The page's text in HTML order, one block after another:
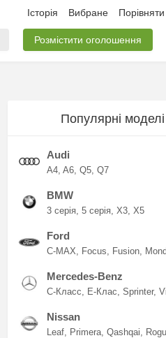
Історія Вибране Порівняти
Розмістити оголошення
Популярні моделі
Audi
A4 A6 Q5 Q7
BMW
3 серія 5 серія X3 X5
Ford
C-MAX Focus Fusion
Mercedes-Benz
C-Класс E-Клас Sprinter
Nissan
Leaf Primera Qashqai